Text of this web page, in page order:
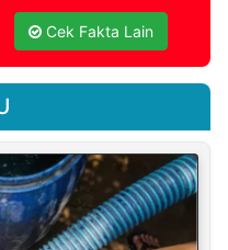
Cek Fakta Lain